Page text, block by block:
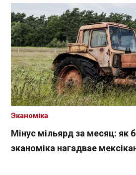
Мінус мільярд за месяц: як
эканоміка нагадвае
Эканоміка